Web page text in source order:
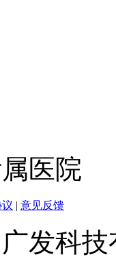
医院
| 意见反馈
发科